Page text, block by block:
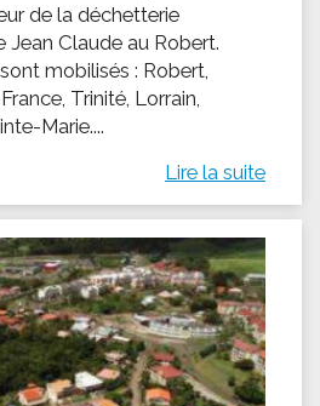
de la déchetterie
Jean Claude au Robert.
mobilisés : Robert,
Trinité, Lorrain,
Marie....
Lire la suite